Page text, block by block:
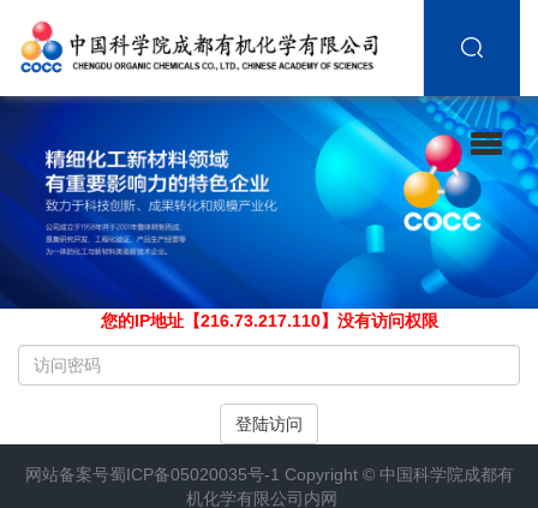
您的IP地址【216.73.217.110】没有访问权限
入
访
密
码
登陆访问
网站备案号蜀ICP备05020035号-1 Copyright © 中国科学院成都有
机化学有限公司内网